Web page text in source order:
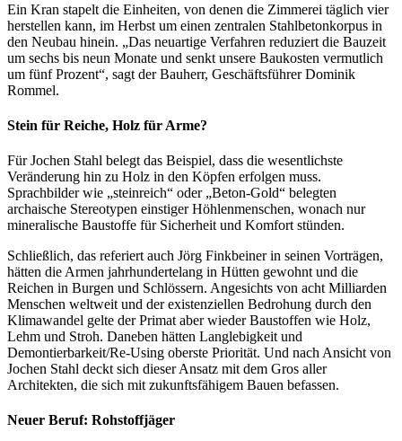
Ein Kran stapelt die Einheiten, von denen die Zimmerei täglich vier
herstellen kann, im Herbst um einen zentralen Stahlbetonkorpus in
den Neubau hinein. „Das neuartige Verfahren reduziert die Bauzeit
um sechs bis neun Monate und senkt unsere Baukosten vermutlich
um fünf Prozent“, sagt der Bauherr, Geschäftsführer Dominik
Rommel.
Stein für Reiche, Holz für Arme?
Für Jochen Stahl belegt das Beispiel, dass die wesentlichste
Veränderung hin zu Holz in den Köpfen erfolgen muss.
Sprachbilder wie „steinreich“ oder „Beton-Gold“ belegten
archaische Stereotypen einstiger Höhlenmenschen, wonach nur
mineralische Baustoffe für Sicherheit und Komfort stünden.
Schließlich, das referiert auch Jörg Finkbeiner in seinen Vorträgen,
hätten die Armen jahrhundertelang in Hütten gewohnt und die
Reichen in Burgen und Schlössern. Angesichts von acht Milliarden
Menschen weltweit und der existenziellen Bedrohung durch den
Klimawandel gelte der Primat aber wieder Baustoffen wie Holz,
Lehm und Stroh. Daneben hätten Langlebigkeit und
Demontierbarkeit/Re-Using oberste Priorität. Und nach Ansicht von
Jochen Stahl deckt sich dieser Ansatz mit dem Gros aller
Architekten, die sich mit zukunftsfähigem Bauen befassen.
Neuer Beruf: Rohstoffjäger